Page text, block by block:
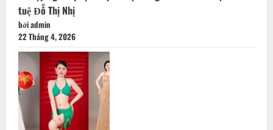
tuệ Đỗ Thị Nhị
bởi admin
22 Tháng 4, 2026